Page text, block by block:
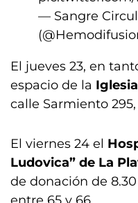
— Sangre
El jueves 23, en
espacio de la
calle Sarmiento 295,
El viernes 24 el
Ludovica” de La
de donación de 8.30